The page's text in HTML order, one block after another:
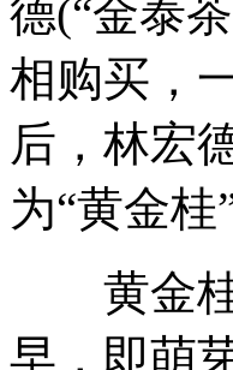
德(“金泰
相购买，
后，林宏
为“黄金桂”
黄金桂
早，即萌